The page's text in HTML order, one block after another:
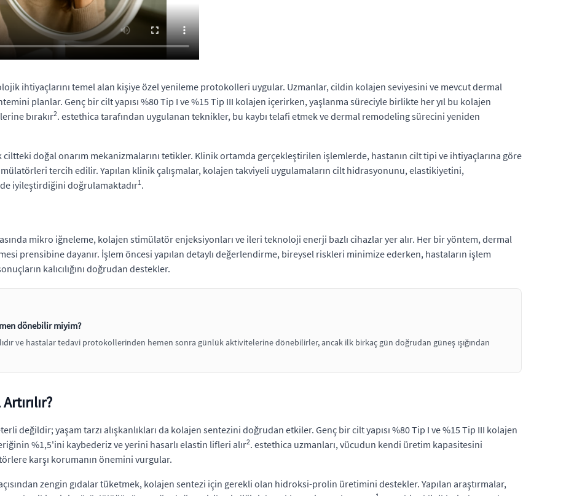
ihtiyaçlarını temel alan kişiye özel yenileme protokolleri uygular. Uzmanlar, cildin kolajen seviyesini ve mevcut dermal
planlar. Genç bir cilt yapısı %80 Tip I ve %15 Tip III kolajen içerirken, yaşlanma süreciyle birlikte her yıl bu kolajen
bırakır2. estethica tarafından uygulanan teknikler, bu kaybı telafi etmek ve dermal remodeling sürecini yeniden
doğal onarım mekanizmalarını tetikler. Klinik ortamda gerçekleştirilen işlemlerde, hastanın cilt tipi ve ihtiyaçlarına göre
tercih edilir. Yapılan klinik çalışmalar, kolajen takviyeli uygulamaların cilt hidrasyonunu, elastikiyetini,
iyileştirdiğini doğrulamaktadır1 .
mikro iğneleme, kolajen stimülatör enjeksiyonları ve ileri teknoloji enerji bazlı cihazlar yer alır. Her bir yöntem, dermal
prensibine dayanır. İşlem öncesi yapılan detaylı değerlendirme, bireysel riskleri minimize ederken, hastaların işlem
kalıcılığını doğrudan destekler.
dönebilir miyim?
ve hastalar tedavi protokollerinden hemen sonra günlük aktivitelerine dönebilirler, ancak ilk birkaç gün doğrudan güneş ışığından
değildir; yaşam tarzı alışkanlıkları da kolajen sentezini doğrudan etkiler. Genç bir cilt yapısı %80 Tip I ve %15 Tip III kolajen
%1,5'ini kaybederiz ve yerini hasarlı elastin lifleri alır2. estethica uzmanları, vücudun kendi üretim kapasitesini
karşı korumanın önemini vurgular.
zengin gıdalar tüketmek, kolajen sentezi için gerekli olan hidroksi-prolin üretimini destekler. Yapılan araştırmalar,